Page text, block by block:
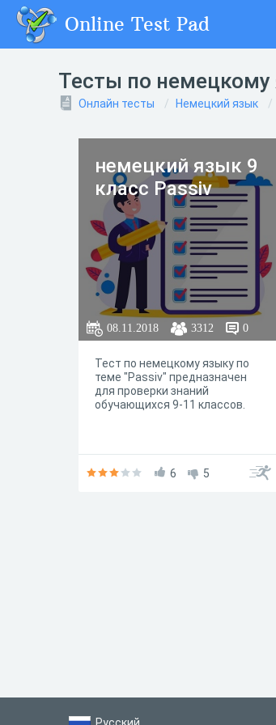
Online Test Pad
Тесты по немецкому
Онлайн тесты Немецкий язык
немецкий язык 9
класс Passiv
08.11.2018 3312 0
Тест по немецкому языку по
теме "Passiv" предназначен
для проверки знаний
обучающихся 9-11 классов.
6 5